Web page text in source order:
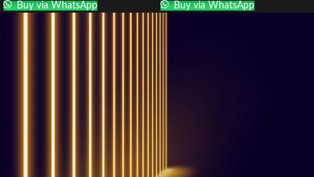
Buy via WhatsApp
Buy via WhatsApp